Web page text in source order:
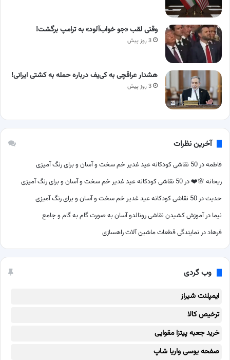
وقتی لقب «جو خواب‌آلود» به ترامپ برگشت!
3 روز پیش
هشدار عراقچی به کی‌یف درباره حمله به کشتی ایرانی!
3 روز پیش
آخرین نظرات
فاطمهدر 50 نقاشی کودکانه عید غدیر خم سخت و آسان و برای رنگ آمیزی
ریحانه 🌸❤️در 50 نقاشی کودکانه عید غدیر خم سخت و آسان و برای رنگ آمیزی
حدیثدر 50 نقاشی کودکانه عید غدیر خم سخت و آسان و برای رنگ آمیزی
نیما درآموزش کشیدن نقاشی رونالدو آسان به صورت گام به گام و جامع
فرهاددر نمایندگی قطعات ماشین آلات راهسازی
وب گردی
ایمپلنت شیراز
ترخیص کالا
خرید جعبه پیتزا مقوایی
صفحه یوسی واریا شاپ